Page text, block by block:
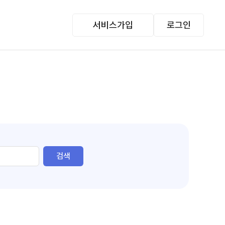
서비스가입 로그인